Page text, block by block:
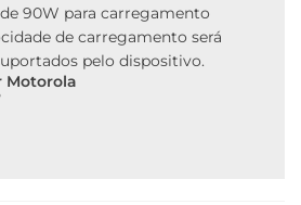
50W: Moto G60s
68W:Motorola Edge 30
Fusion, Motorola Edge 30 Neo,
edge 50 Pro, Motorola edge
90W para carregamento
de carregamento será
pelo dispositivo.
Motorola